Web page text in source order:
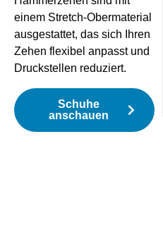
einem Stretch-Obermaterial
ausgestattet, das sich Ihren
Zehen flexibel anpasst und
Druckstellen reduziert.
Schuhe
anschauen